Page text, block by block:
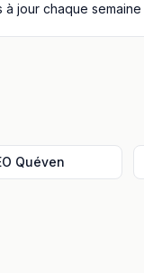
à jour chaque semaine
Quéven